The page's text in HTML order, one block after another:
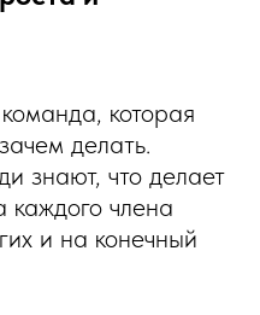
которая
делать.
знают, что делает
каждого члена
и на конечный